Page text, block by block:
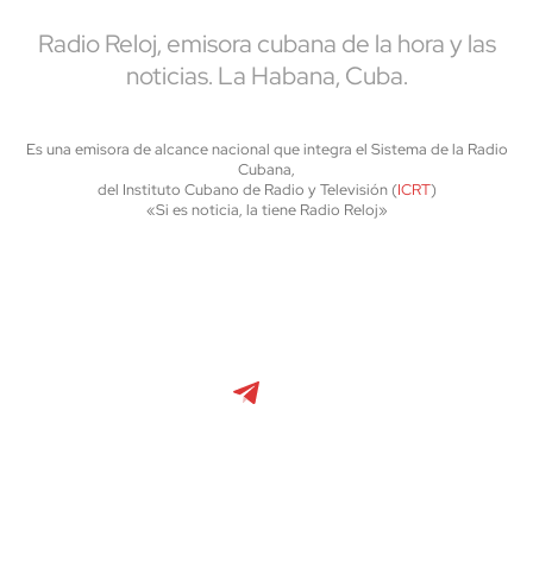
Radio Reloj, emisora cubana de la hora y las
noticias. La Habana, Cuba.
Es una emisora de alcance nacional que integra el Sistema de la Radio
Cubana,
del Instituto Cubano de Radio y Televisión (ICRT)
«Si es noticia, la tiene Radio Reloj»